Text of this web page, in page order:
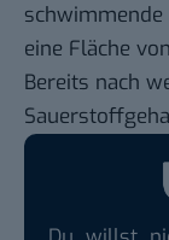
schwimmende
eine Fläche
Bereits nach